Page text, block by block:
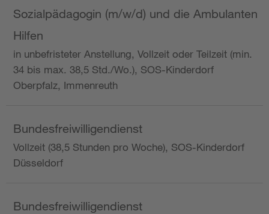
Sozialpädagogin (m/w/d) und die Ambulanten
Hilfen
in unbefristeter Anstellung, Vollzeit oder Teilzeit (min.
34 bis max. 38,5 Std./Wo.), SOS-Kinderdorf
Oberpfalz, Immenreuth
Bundesfreiwilligendienst
Vollzeit (38,5 Stunden pro Woche), SOS-Kinderdorf
Düsseldorf
Bundesfreiwilligendienst